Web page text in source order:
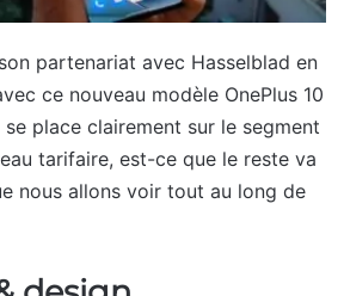
partenariat avec Hasselblad en
ce nouveau modèle OnePlus 10
place clairement sur le segment
tarifaire, est-ce que le reste va
nous allons voir tout au long de